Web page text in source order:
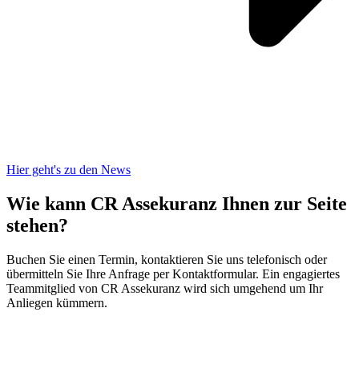
Hier geht's zu den News
Wie kann CR Assekuranz Ihnen zur Seite
stehen?
Buchen Sie einen Termin, kontaktieren Sie uns telefonisch oder
übermitteln Sie Ihre Anfrage per Kontaktformular. Ein engagiertes
Teammitglied von CR Assekuranz wird sich umgehend um Ihr
Anliegen kümmern.